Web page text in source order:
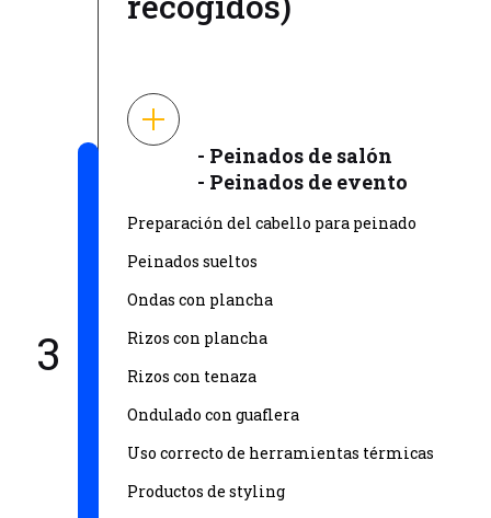
3
- Peinados de salón
- Peinados de evento
Preparación del cabello para peinado
Peinados sueltos
Ondas con plancha
Rizos con plancha
Rizos con tenaza
Ondulado con guaflera
Uso correcto de herramientas térmicas
Productos de styling